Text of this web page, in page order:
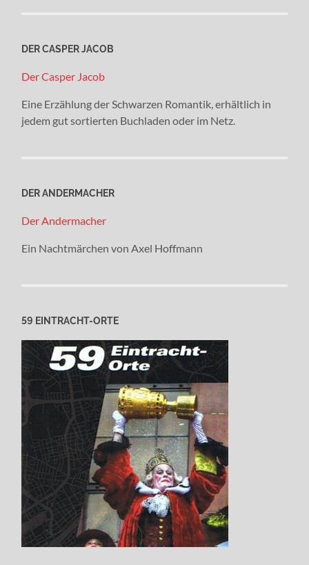
DER CASPER JACOB
Der Casper Jacob
Eine Erzählung der Schwarzen Romantik, erhältlich in
jedem gut sortierten Buchladen oder im Netz.
DER ANDERMACHER
Der Andermacher
Ein Nachtmärchen von Axel Hoffmann
59 EINTRACHT-ORTE